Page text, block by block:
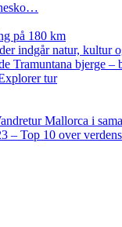
på 180 km
indgår natur, kultur
Tramuntana bjerge –
tur
Mallorca i
Top 10 over